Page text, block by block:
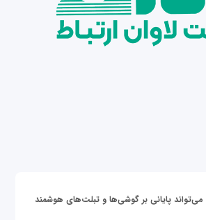
پایانی بر گوشی‌ها و تبلت‌های هوشمند